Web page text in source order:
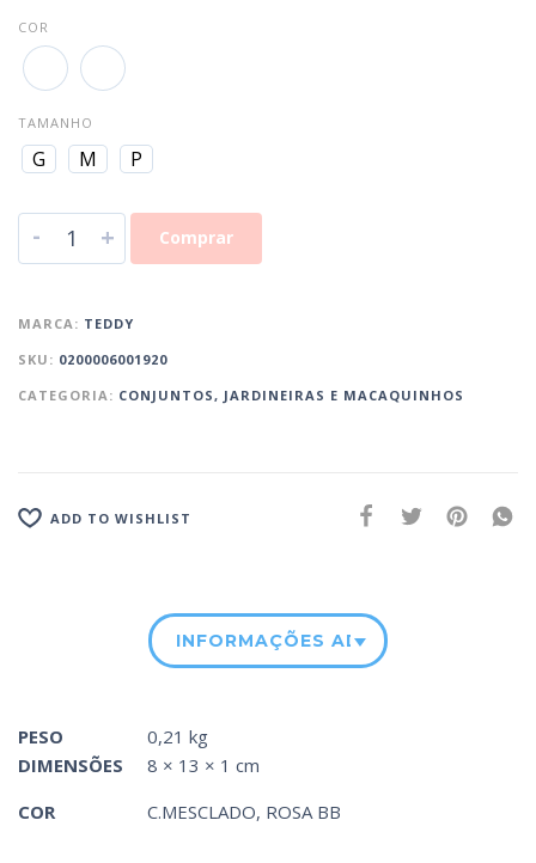
COR
TAMANHO
G M P
- + Comprar
MARCA: TEDDY
SKU: 0200006001920
CATEGORIA: CONJUNTOS, JARDINEIRAS E MACAQUINHOS
ADD TO WISHLIST
INFORMAÇÕES ADICIONAIS
PESO
0,21 kg
DIMENSÕES
8 × 13 × 1 cm
COR
C.MESCLADO, ROSA BB